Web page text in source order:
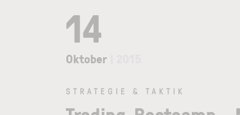
14
Oktober
STRATEGIE & TAKTIK